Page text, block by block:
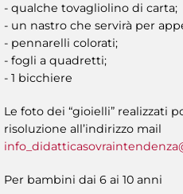
- qualche tovagliolino di carta;
- un nastro che servirà per
- pennarelli colorati;
- fogli a quadretti;
- 1 bicchiere
Le foto dei “gioielli” realizzati
risoluzione all’indirizzo mail
Per bambini dai 6 ai 10 anni